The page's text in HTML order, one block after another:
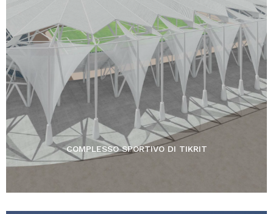
COMPLESSO SPORTIVO DI TIKRIT